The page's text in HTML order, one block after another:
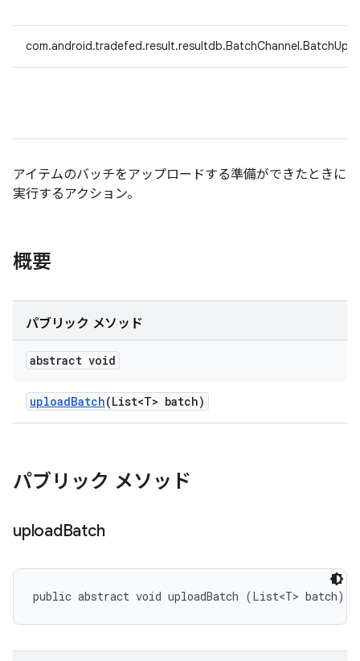
アイテムのバッチをアップロードする準備ができたときに
実行するアクション。
概要
パブリック メソッド
abstract void
uploadBatch(List<T> batch)
パブリック メソッド
uploadBatch
public abstract void uploadBatch (List<T> batch)